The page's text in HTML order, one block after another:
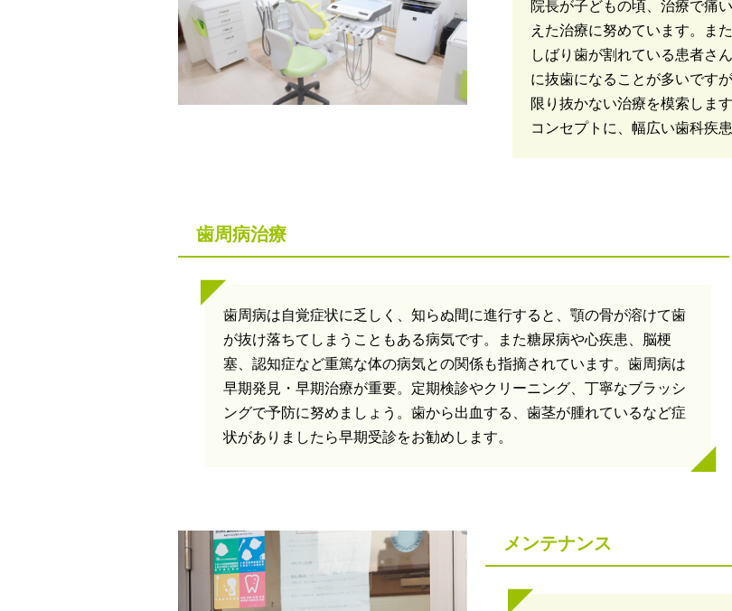
院長が子どもの頃、治療で痛
えた治療に努めています。ま
しばり歯が割れている患者さ
に抜歯になることが多いです
限り抜かない治療を模索しま
コンセプトに、幅広い歯科疾
歯周病治療
歯周病は自覚症状に乏しく、知らぬ間に進行すると、顎の骨が溶けて歯
が抜け落ちてしまうこともある病気です。また糖尿病や心疾患、脳梗
塞、認知症など重篤な体の病気との関係も指摘されています。歯周病は
早期発見・早期治療が重要。定期検診やクリーニング、丁寧なブラッシ
ングで予防に努めましょう。歯から出血する、歯茎が腫れているなど症
状がありましたら早期受診をお勧めします。
メンテナンス